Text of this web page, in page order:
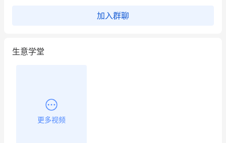
加入群聊
生意学堂
更多视频